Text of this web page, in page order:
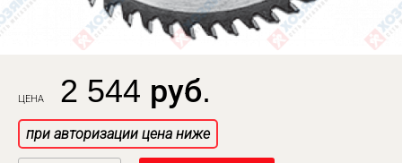
ЦЕНА 2 544 руб.
при авторизации цена ниже